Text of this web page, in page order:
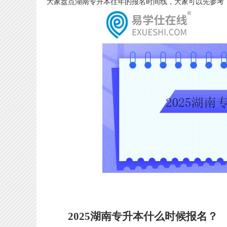
大家盘点湖南专升本往年的报名时间线，大家可以先参
2025湖南专升本什么时候报名？